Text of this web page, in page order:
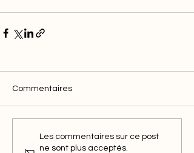
Commentaires
Les commentaires sur ce post
ne sont plus acceptés.